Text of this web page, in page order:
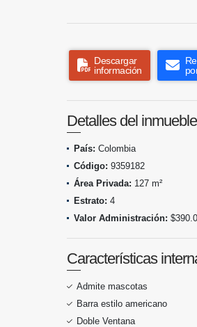
Descargar
información
Detalles del inmueble
País: Colombia
Código: 9359182
Área Privada: 127 m²
Estrato: 4
Valor Administración:
Características
Admite mascotas
Barra estilo americano
Doble Ventana